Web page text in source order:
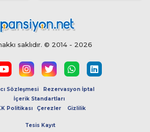
saklıdır. © 2014 - 2026
Sözleşmesi
Rezervasyon İptal
İçerik Standartları
Politikası
Çerezler Gizlilik
Tesis Kayıt